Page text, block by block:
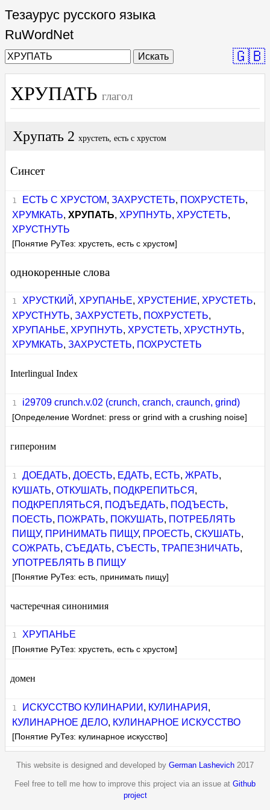
Тезаурус русского языка
RuWordNet
Искать 🇬🇧
ХРУПАТЬ глагол
Хрупать 2 хрустеть, есть с хрустом
Синсет
ЕСТЬ С ХРУСТОМ, ЗАХРУСТЕТЬ, ПОХРУСТЕТЬ,
ХРУМКАТЬ,ХРУПАТЬ, ХРУПНУТЬ, ХРУСТЕТЬ,
ХРУСТНУТЬ
[Понятие РуТез: хрустеть, есть с хрустом]
однокоренные слова
ХРУСТКИЙ , ХРУПАНЬЕ, ХРУСТЕНИЕ, ХРУСТЕТЬ,
ХРУСТНУТЬ,ЗАХРУСТЕТЬ, ПОХРУСТЕТЬ,
ХРУПАНЬЕ, ХРУПНУТЬ, ХРУСТЕТЬ, ХРУСТНУТЬ,
ХРУМКАТЬ,ЗАХРУСТЕТЬ, ПОХРУСТЕТЬ
Interlingual Index
i29709 crunch.v.02 (crunch, cranch, craunch, grind)
[Определение Wordnet: press or grind with a crushing noise]
гипероним
ДОЕДАТЬ, ДОЕСТЬ, ЕДАТЬ, ЕСТЬ, ЖРАТЬ,
КУШАТЬ,ОТКУШАТЬ, ПОДКРЕПИТЬСЯ ,
ПОДКРЕПЛЯТЬСЯ , ПОДЪЕДАТЬ, ПОДЪЕСТЬ,
ПОЕСТЬ, ПОЖРАТЬ, ПОКУШАТЬ, ПОТРЕБЛЯТЬ
ПИЩУ, ПРИНИМАТЬ ПИЩУ, ПРОЕСТЬ,СКУШАТЬ,
СОЖРАТЬ,СЪЕДАТЬ,СЪЕСТЬ,ТРАПЕЗНИЧАТЬ,
УПОТРЕБЛЯТЬ В ПИЩУ
[Понятие РуТез: есть, принимать пищу]
частеречная синонимия
ХРУПАНЬЕ
[Понятие РуТез: хрустеть, есть с хрустом]
домен
ИСКУССТВО КУЛИНАРИИ , КУЛИНАРИЯ ,
КУЛИНАРНОЕ ДЕЛО, КУЛИНАРНОЕ ИСКУССТВО
[Понятие РуТез: кулинарное искусство]
This website is designed and developed by German Lashevich 2017
Feel free to tell me how to improve this project via an issue at Github
project